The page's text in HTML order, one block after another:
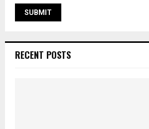
RECENT POSTS